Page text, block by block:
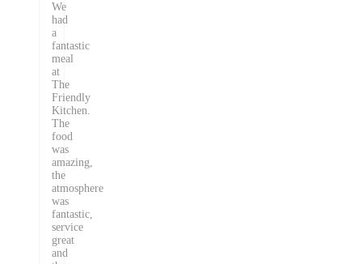
We
had
a
fantastic
meal
at
The
Friendly
Kitchen.
The
food
was
amazing,
the
atmosphere
was
fantastic,
service
great
and